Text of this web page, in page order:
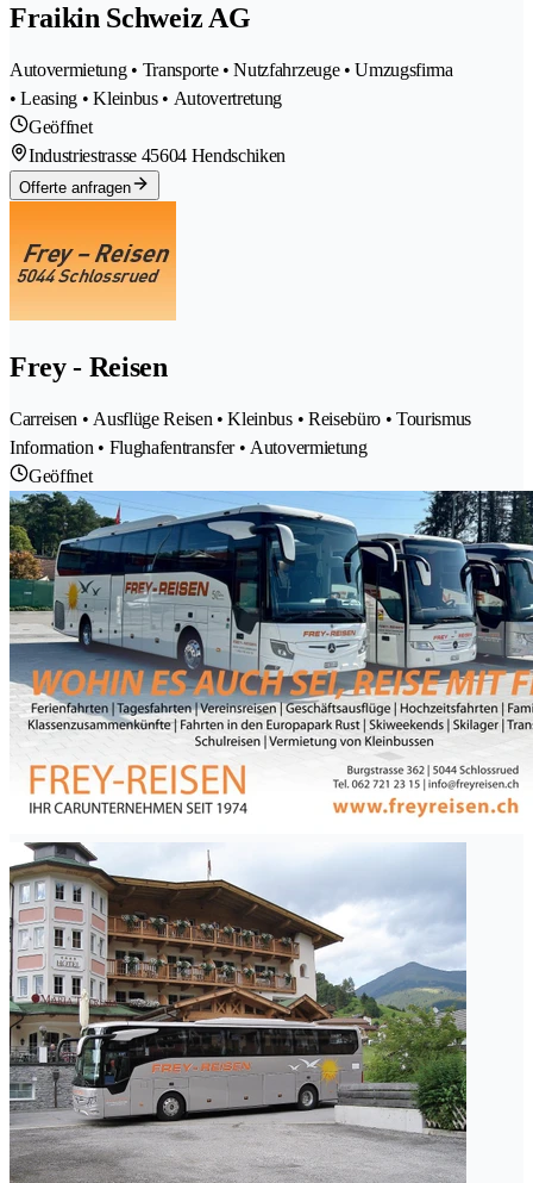
Fraikin Schweiz AG
Autovermietung • Transporte • Nutzfahrzeuge • Umzugsfirma
• Leasing • Kleinbus • Autovertretung
Geöffnet
Industriestrasse 45604 Hendschiken
Offerte anfragen
Frey - Reisen
Carreisen • Ausflüge Reisen • Kleinbus • Reisebüro • Tourismus
Information • Flughafentransfer • Autovermietung
Geöffnet